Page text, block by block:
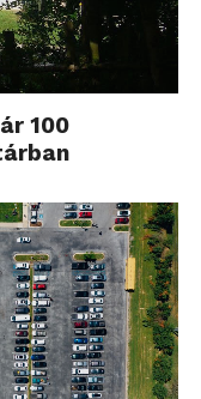
100